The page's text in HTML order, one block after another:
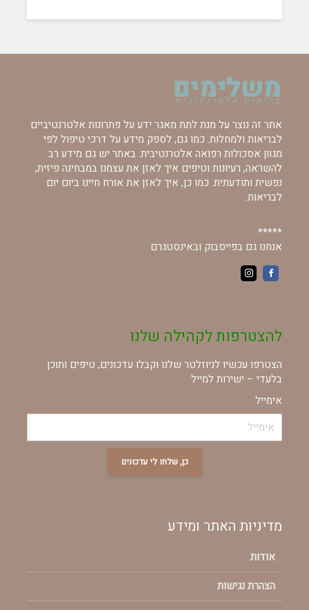
אתר זה נוצר על מנת לתת מאגר ידע על פתרונות אלטרנטיביים
לבריאות ולמחלות. כמו גם, לספק מידע על דרכי טיפול לפי
מגוון אסכולות רפואה אלטרנטיבית. באתר יש גם מידע רב
להשראה, רעיונות וטיפים איך לאזן את עצמנו במבחינה פיזית,
נפשית ותודעתית. כמו כן, איך לאזן את אורח חיינו ביום יום
לבריאות.
*****
אנחנו גם בפייסבוק ובאינסטגרם
להצטרפות לקהילה שלנו
הצטרפו עכשיו לניוזלטר שלנו וקבלו עדכונים, טיפים ותוכן
בלעדי – ישירות למייל
אימייל
כן, שלחו לי עדכונים
מדיניות האתר ומידע
אודות
הצהרת נגישות